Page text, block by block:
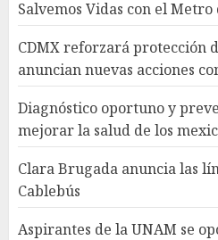
Salvemos Vidas con el Metro
CDMX reforzará protección
anuncian nuevas acciones
Diagnóstico oportuno y
mejorar la salud de los
Clara Brugada anuncia las
Cablebús
Aspirantes de la UNAM se